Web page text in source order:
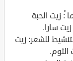
ً: زيت الحبة
زيت سارا.
للشعر: زيت
الثوم.